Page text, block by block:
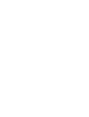
thông số kỹ
giúp bạn
của máy